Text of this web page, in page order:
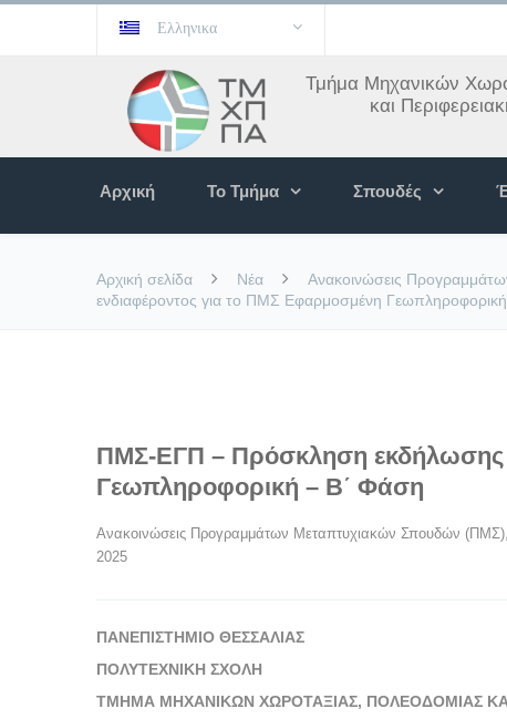
Ελληνικα
Τμήμα Μηχανικών
και
Αρχική Το Τμήμα Σπουδές
Αρχική σελίδα Νέα Ανακοινώσεις
ενδιαφέροντος για το ΠΜΣ Εφαρμοσμένη
ΠΜΣ-ΕΓΠ – Πρόσκληση εκδήλωσης
Γεωπληροφορική – Β΄ Φάση
Ανακοινώσεις Προγραμμάτων Μεταπτυχιακών Σπουδών (ΠΜΣ),
2025
ΠΑΝΕΠΙΣΤΗΜΙΟ ΘΕΣΣΑΛΙΑΣ
ΠΟΛΥΤΕΧΝΙΚΗ ΣΧΟΛΗ
ΤΜΗΜΑ ΜΗΧΑΝΙΚΩΝ ΧΩΡΟΤΑΞΙΑΣ, ΠΟΛΕΟΔΟΜΙΑΣ